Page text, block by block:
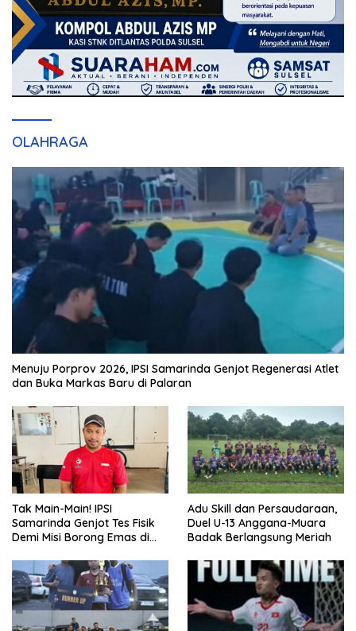
OLAHRAGA
Menuju Porprov 2026, IPSI Samarinda Genjot Regenerasi Atlet
dan Buka Markas Baru di Palaran
Tak Main-Main! IPSI
Samarinda Genjot Tes Fisik
Demi Misi Borong Emas di
Adu Skill dan Persaudaraan,
Duel U-13 Anggana-Muara
Badak Berlangsung Meriah